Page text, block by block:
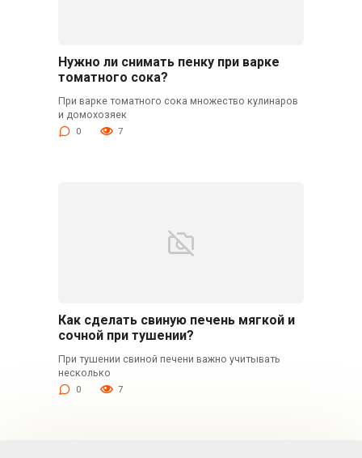
Нужно ли снимать пенку при варке
томатного сока?
При варке томатного сока множество кулинаров
и домохозяек
0 7
Как сделать свиную печень мягкой и
сочной при тушении?
При тушении свиной печени важно учитывать
несколько
0 7